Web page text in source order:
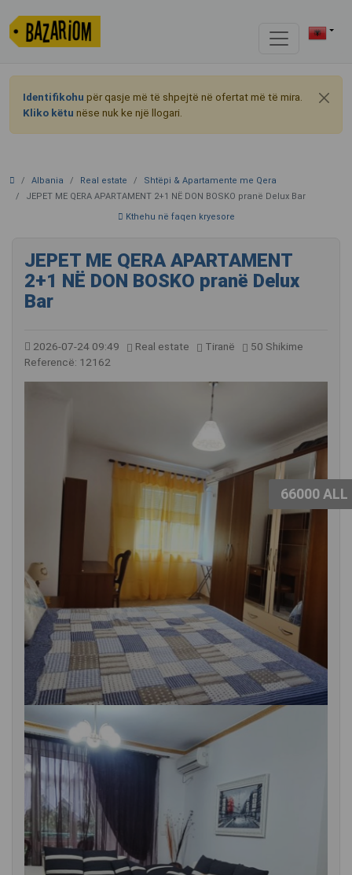
Identifikohu për qasje më të shpejtë në ofertat më të mira.
Kliko këtu nëse nuk ke një llogari.
Albania Real estate
Shtëpi & Apartamente me Qera
JEPET ME QERA APARTAMENT 2+1 NË DON BOSKO pranë Delux Bar
Kthehu në faqen kryesore
JEPET ME QERA APARTAMENT
2+1 NË DON BOSKO pranë Delux
Bar
2026-07-24 09:49 Real estate Tiranë
50 Shikime
Referencë: 12162
66000 ALL